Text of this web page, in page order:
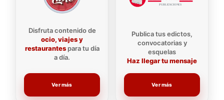
Disfruta contenido de
ocio, viajes y
restaurantespara tu día
a día.
Ver más
Publica tus edictos,
convocatorias y
esquelas
Haz llegar tu mensaje
Ver más